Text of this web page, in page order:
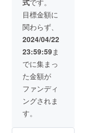
しま
す。
現金へ
の換金
はでき
ませ
ん。
また、
オリジ
ナル券
の転売
などは
禁止さ
ます。
L,2L,3L
・カ
ラー展
開：紺
上柳花
火大
会 特
等席
（１~４
席）
（２）
（１）
当日
で上柳
打ち上
げる花
火の動
画 ・収
録時
間：90
分 ・提
供方
法：
メール
にURL
を掲載
しま
リジナ
式です。
目標金額に
関わらず、
2024/04/22
23:59:59ま
でに集まっ
た金額が
ファンディ
ングされま
す。